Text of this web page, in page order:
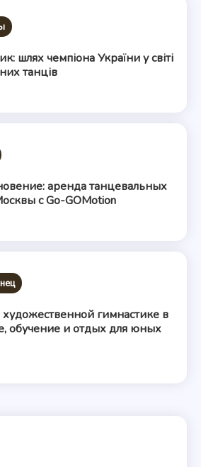
шлях чемпіона України у світі
танців
аренда танцевальных
с Go-GOMotion
гимнастике в
обучение и отдых для юных